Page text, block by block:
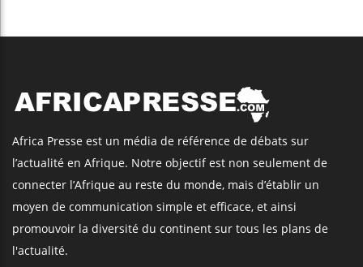
Africa Presse est un média de référence de débats sur
l’actualité en Afrique. Notre objectif est non seulement de
connecter l’Afrique au reste du monde, mais d’établir un
moyen de communication simple et efficace, et ainsi
promouvoir la diversité du continent sur tous les plans de
l'actualité.